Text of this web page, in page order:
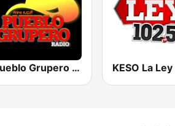
Pueblo Grupero Radio